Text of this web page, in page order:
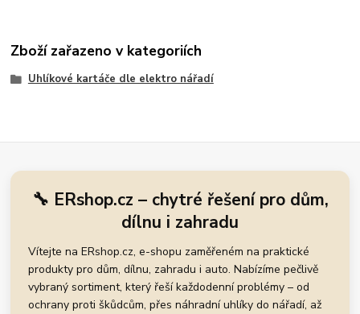
Zboží zařazeno v kategoriích
Uhlíkové kartáče dle elektro nářadí
🔧 ERshop.cz – chytré řešení pro dům,
dílnu i zahradu
Vítejte na ERshop.cz, e-shopu zaměřeném na praktické
produkty pro dům, dílnu, zahradu i auto. Nabízíme pečlivě
vybraný sortiment, který řeší každodenní problémy – od
ochrany proti škůdcům, přes náhradní uhlíky do nářadí, až